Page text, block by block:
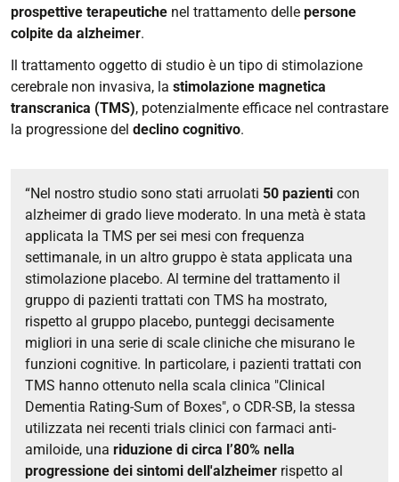
prospettive terapeutiche nel trattamento delle persone
colpite da alzheimer.
Il trattamento oggetto di studio è un tipo di stimolazione
cerebrale non invasiva, la stimolazione magnetica
transcranica (TMS), potenzialmente efficace nel contrastare
la progressione del declino cognitivo.
“Nel nostro studio sono stati arruolati 50 pazienti con
alzheimer di grado lieve moderato. In una metà è stata
applicata la TMS per sei mesi con frequenza
settimanale, in un altro gruppo è stata applicata una
stimolazione placebo. Al termine del trattamento il
gruppo di pazienti trattati con TMS ha mostrato,
rispetto al gruppo placebo, punteggi decisamente
migliori in una serie di scale cliniche che misurano le
funzioni cognitive. In particolare, i pazienti trattati con
TMS hanno ottenuto nella scala clinica "Clinical
Dementia Rating-Sum of Boxes", o CDR-SB, la stessa
utilizzata nei recenti trials clinici con farmaci anti-
amiloide, una riduzione di circa l’80% nella
progressione dei sintomi dell'alzheimer rispetto al